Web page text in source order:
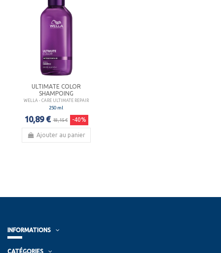
ULTIMATE COLOR
SHAMPOING
WELLA - CARE ULTIMATE REPAIR
250 ml
10,89 € 18,15 € -40%
Ajouter au panier
INFORMATIONS
CATÉGORIES